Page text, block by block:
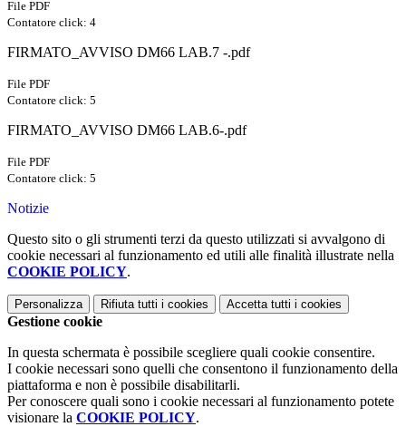
File PDF
Contatore click: 4
FIRMATO_AVVISO DM66 LAB.7 -.pdf
File PDF
Contatore click: 5
FIRMATO_AVVISO DM66 LAB.6-.pdf
File PDF
Contatore click: 5
Notizie
Questo sito o gli strumenti terzi da questo utilizzati si avvalgono di
cookie necessari al funzionamento ed utili alle finalità illustrate nella
COOKIE POLICY.
Personalizza Rifiuta tutti i cookies Accetta tutti i cookies
Gestione cookie
In questa schermata è possibile scegliere quali cookie consentire.
I cookie necessari sono quelli che consentono il funzionamento della
piattaforma e non è possibile disabilitarli.
Per conoscere quali sono i cookie necessari al funzionamento potete
visionare la COOKIE POLICY.